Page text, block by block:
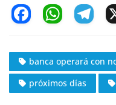
c
e
b
W
at
s
A
e
gr
a
banca operará con
próximos días